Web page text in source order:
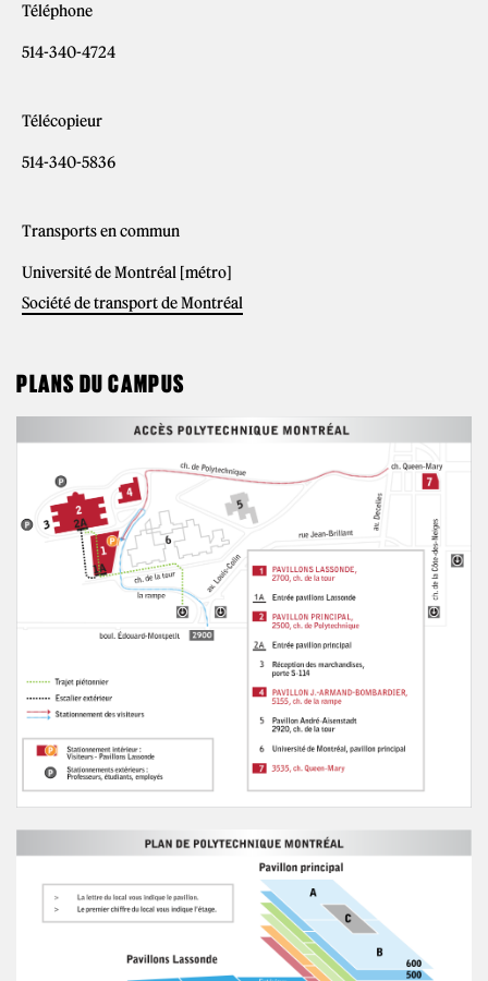
Téléphone
514-340-4724
Télécopieur
514-340-5836
Transports en commun
Université de Montréal [métro]
Société de transport de Montréal
PLANS DU CAMPUS